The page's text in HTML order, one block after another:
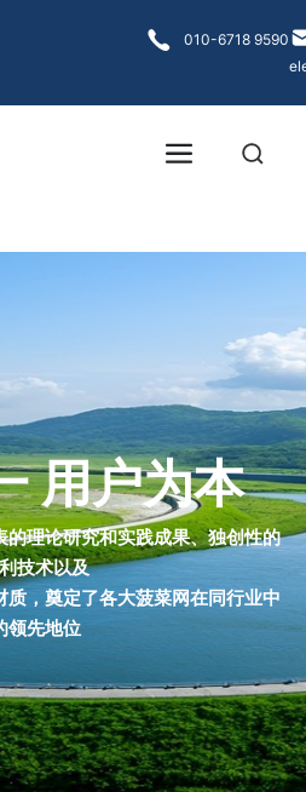
010-6718 9590
用户为本
的理论研究和实践成果、独创性的
技术以及
，奠定了各大菠菜网在同行业中
领先地位